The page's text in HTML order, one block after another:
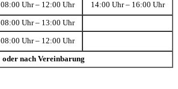
08:00 Uhr – 12:00 Uhr 14:00 Uhr – 16:00 Uhr
08:00 Uhr – 13:00 Uhr
08:00 Uhr – 12:00 Uhr
oder nach Vereinbarung